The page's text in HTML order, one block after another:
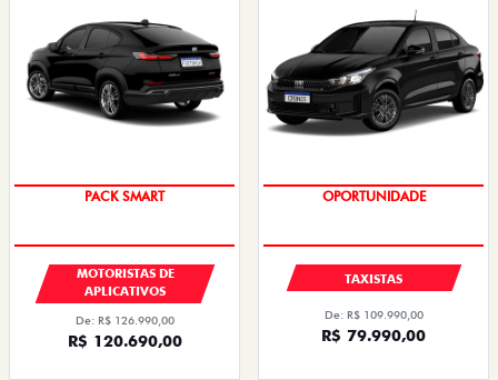
PACK SMART
MOTORISTAS DE
APLICATIVOS
De: R$ 126.990,00
R$ 120.690,00
OPORTUNIDADE
TAXISTAS
De: R$ 109.990,00
R$ 79.990,00